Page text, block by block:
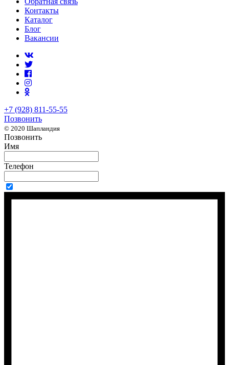
Контакты
Каталог
Блог
Вакансии
+7 (928) 811-55-55
Позвонить
© 2020 Шапландия
Позвонить
Имя
Телефон